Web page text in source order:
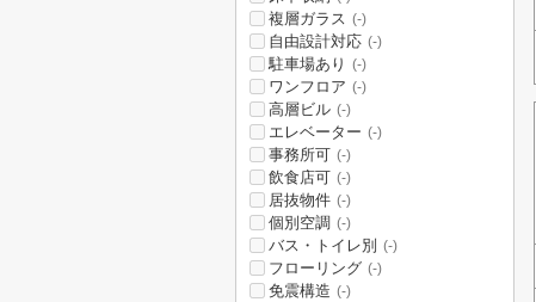
複層ガラス (-)
自由設計対応 (-)
駐車場あり (-)
ワンフロア (-)
高層ビル (-)
エレベーター (-)
事務所可 (-)
飲食店可 (-)
居抜物件 (-)
個別空調 (-)
バス・トイレ別 (-)
フローリング (-)
免震構造 (-)